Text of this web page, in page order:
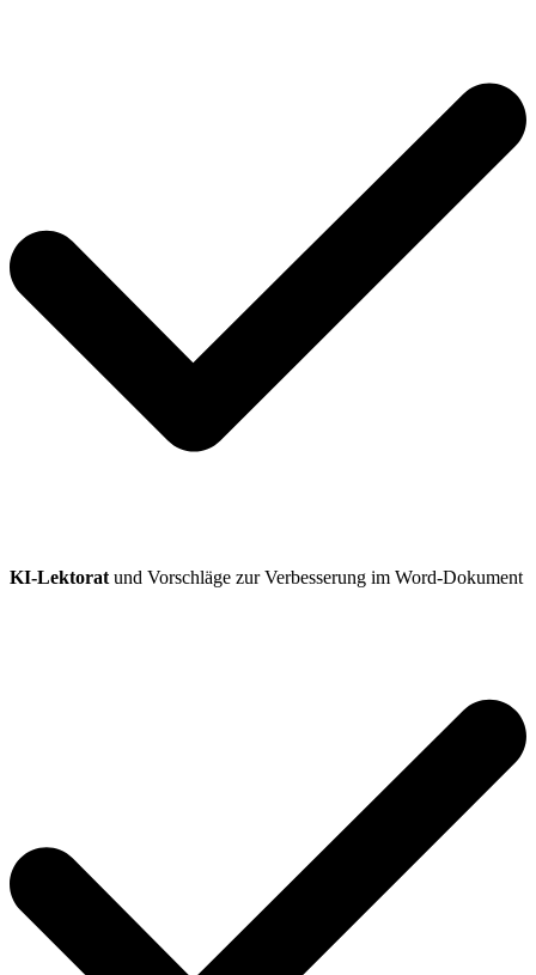
KI-Lektorat und Vorschläge zur Verbesserung im Word-Dokument